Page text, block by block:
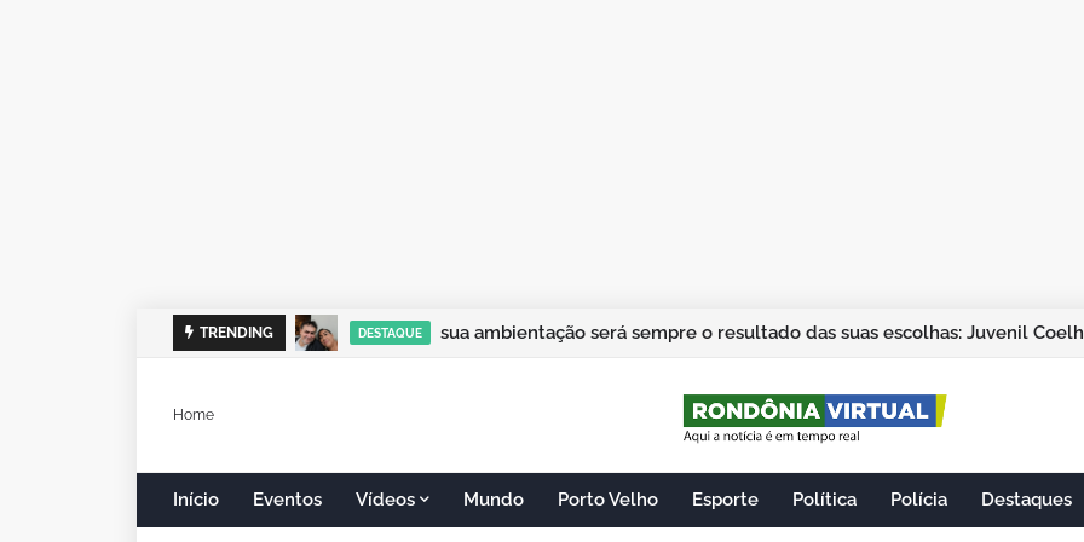
TRENDING DESTAQUE sua ambientação será sempre o resultado das suas escolhas: Juvenil
Home
Início Eventos Vídeos Mundo Porto Velho Esporte Política Polícia Destaques